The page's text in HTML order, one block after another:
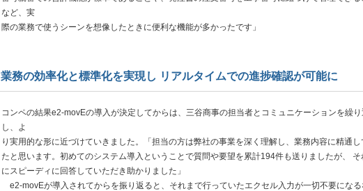
など、実
際の業務で使うシーンを想像したときに便利な機能が多かったです」
業務の効率化と標準化を実現し リアルタイムでの進捗確認が可能に
コンペの結果e2-movEの導入が決定してからは、三谷商事の担当者とコミュニケーションを繰
し、よ
り実用的な形に近づけていきました。「担当の方は弊社の事業を深く理解し、業務内容に精通し
たと思います。初めてのシステム導入ということで質問や要望を累計194件も送りましたが、 そ
にスピーディに回答していただき助かりました」
e2-movEが導入されてからを振り返ると、それまで行っていたエクセル入力が一切不要になる